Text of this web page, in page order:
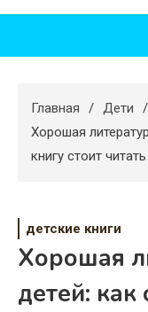
Худеем
Свадьба
Дом
Жизнь
Главная Дети
Хорошая
книгу стоит
детские книги
Хорошая
детей: как